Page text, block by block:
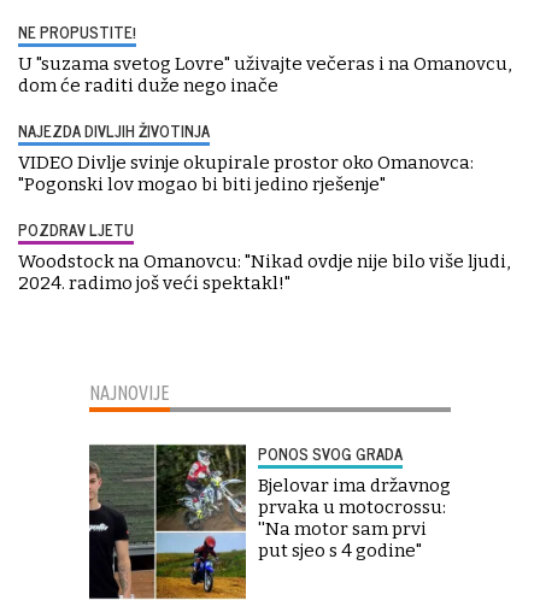
NE PROPUSTITE!
U "suzama svetog Lovre" uživajte večeras i na Omanovcu,
dom će raditi duže nego inače
NAJEZDA DIVLJIH ŽIVOTINJA
VIDEO Divlje svinje okupirale prostor oko Omanovca:
"Pogonski lov mogao bi biti jedino rješenje"
POZDRAV LJETU
Woodstock na Omanovcu: "Nikad ovdje nije bilo više ljudi,
2024. radimo još veći spektakl!"
NAJNOVIJE
PONOS SVOG GRADA
Bjelovar ima državnog
prvaka u motocrossu:
''Na motor sam prvi
put sjeo s 4 godine"